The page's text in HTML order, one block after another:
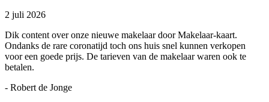
2 juli 2026
Dik content over onze nieuwe makelaar door Makelaar-kaart.
Ondanks de rare coronatijd toch ons huis snel kunnen verkopen
voor een goede prijs. De tarieven van de makelaar waren ook te
betalen.
- Robert de Jonge